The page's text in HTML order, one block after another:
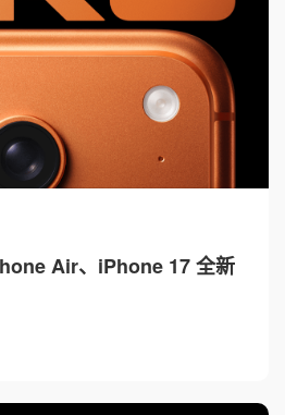
Air、iPhone 17 全新